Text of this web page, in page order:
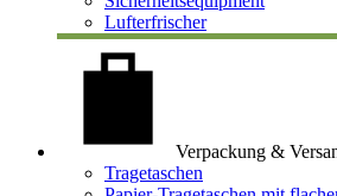
Lufterfrischer
Verpackung &
Tragetaschen